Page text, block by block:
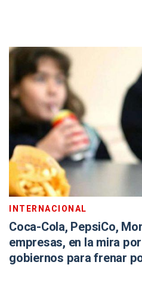
INTERNACIONAL
Coca-Cola, PepsiCo,
empresas, en la mira
gobiernos para frenar